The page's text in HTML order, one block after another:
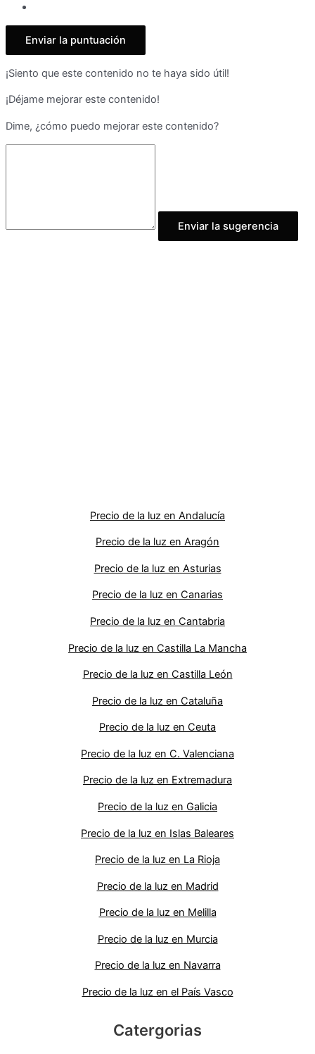
Enviar la puntuación
¡Siento que este contenido no te haya sido útil!
¡Déjame mejorar este contenido!
Dime, ¿cómo puedo mejorar este contenido?
Enviar la sugerencia
Precio de la luz en Andalucía
Precio de la luz en Aragón
Precio de la luz en Asturias
Precio de la luz en Canarias
Precio de la luz en Cantabria
Precio de la luz en Castilla La Mancha
Precio de la luz en Castilla León
Precio de la luz en Cataluña
Precio de la luz en Ceuta
Precio de la luz en C. Valenciana
Precio de la luz en Extremadura
Precio de la luz en Galicia
Precio de la luz en Islas Baleares
Precio de la luz en La Rioja
Precio de la luz en Madrid
Precio de la luz en Melilla
Precio de la luz en Murcia
Precio de la luz en Navarra
Precio de la luz en el País Vasco
Catergorias